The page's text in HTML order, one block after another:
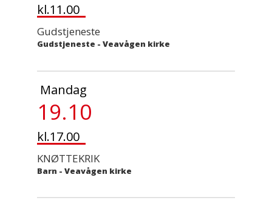
kl.11.00
Gudstjeneste
Gudstjeneste - Veavågen kirke
Mandag
19.10
kl.17.00
KNØTTEKRIK
Barn - Veavågen kirke